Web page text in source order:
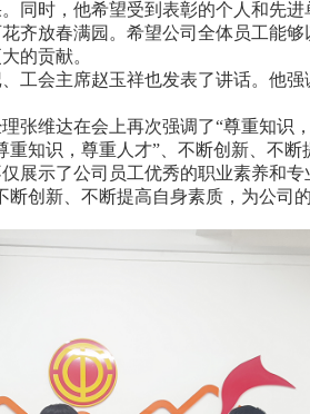
同时，他希望受到表彰的个人和先
齐放春满园。希望公司全体员工能
的贡献。
会主席赵玉祥也发表了讲话。他强
维达在会上再次强调了“尊重知识，
重知识，尊重人才”、不断创新、不
示了公司员工优秀的职业素养和专
断创新、不断提高自身素质，为公司